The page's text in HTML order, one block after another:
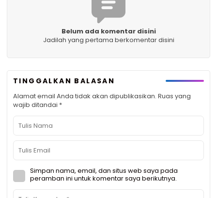
Belum ada komentar disini
Jadilah yang pertama berkomentar disini
TINGGALKAN BALASAN
Alamat email Anda tidak akan dipublikasikan. Ruas yang
wajib ditandai *
Simpan nama, email, dan situs web saya pada
peramban ini untuk komentar saya berikutnya.